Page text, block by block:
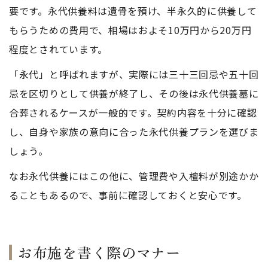
要です。永代供養料は遺骨を預け、半永久的に供養して
もらうための費用で、相場はおよそ10万円から20万円
程度とされています。
「永代」と呼ばれますが、実際には三十三回忌や五十回
忌を区切りとして供養が終了し、その後は永代供養墓に
合葬されるケースが一般的です。契約内容を十分に確認
し、自身や家族の意向に合った永代供養プランを選びま
しょう。
なお永代供養にはこの他に、管理費や入檀料が別途かか
ることもあるので、事前に確認しておくと安心です。
お布施を書く際のマナー